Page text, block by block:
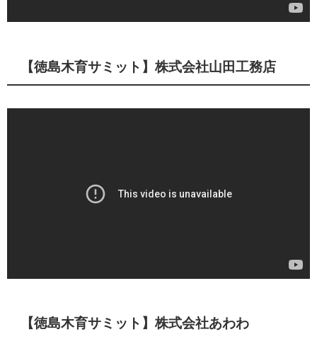
【徳島木育サミット】株式会社山田工務店
【徳島木育サミット】株式会社あわわ